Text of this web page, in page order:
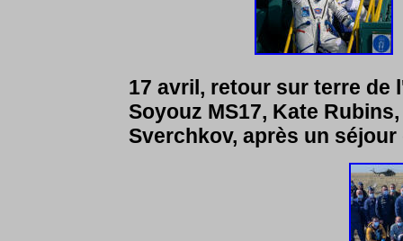
17 avril, retour sur terre de
Soyouz MS17, Kate
Sverchkov, après un